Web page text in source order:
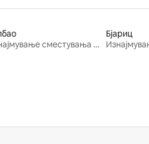
Изнајмување сместувања за одмор
Бјариц